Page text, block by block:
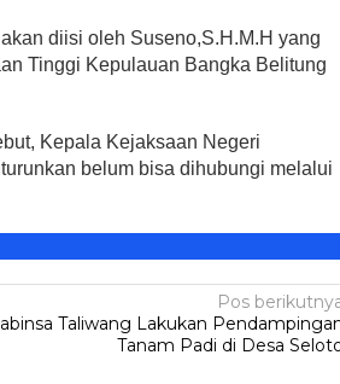
diisi oleh Suseno,S.H.M.H yang
Tinggi Kepulauan Bangka Belitung
Kepala Kejaksaan Negeri
belum bisa dihubungi melalui
Pos
Taliwang Lakukan
Tanam Padi di Desa